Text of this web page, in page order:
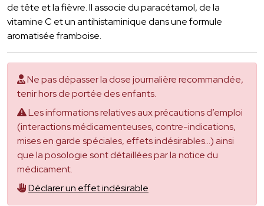
de tête et la fièvre. Il associe du paracétamol, de la
vitamine C et un antihistaminique dans une formule
aromatisée framboise.
Ne pas dépasser la dose journalière recommandée,
tenir hors de portée des enfants.
Les informations relatives aux précautions d’emploi
(interactions médicamenteuses, contre-indications,
mises en garde spéciales, effets indésirables...) ainsi
que la posologie sont détaillées par la notice du
médicament.
Déclarer un effet indésirable